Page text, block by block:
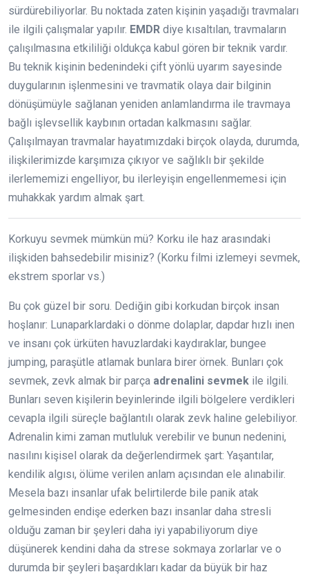
sürdürebiliyorlar. Bu noktada zaten kişinin yaşadığı travmaları
ile ilgili çalışmalar yapılır. EMDR diye kısaltılan, travmaların
çalışılmasına etkililiği oldukça kabul gören bir teknik vardır.
Bu teknik kişinin bedenindeki çift yönlü uyarım sayesinde
duygularının işlenmesini ve travmatik olaya dair bilginin
dönüşümüyle sağlanan yeniden anlamlandırma ile travmaya
bağlı işlevsellik kaybının ortadan kalkmasını sağlar.
Çalışılmayan travmalar hayatımızdaki birçok olayda, durumda,
ilişkilerimizde karşımıza çıkıyor ve sağlıklı bir şekilde
ilerlememizi engelliyor, bu ilerleyişin engellenmemesi için
muhakkak yardım almak şart.
Korkuyu sevmek mümkün mü? Korku ile haz arasındaki
ilişkiden bahsedebilir misiniz? (Korku filmi izlemeyi sevmek,
ekstrem sporlar vs.)
Bu çok güzel bir soru. Dediğin gibi korkudan birçok insan
hoşlanır: Lunaparklardaki o dönme dolaplar, dapdar hızlı inen
ve insanı çok ürküten havuzlardaki kaydıraklar, bungee
jumping, paraşütle atlamak bunlara birer örnek. Bunları çok
sevmek, zevk almak bir parça adrenalini sevmek ile ilgili.
Bunları seven kişilerin beyinlerinde ilgili bölgelere verdikleri
cevapla ilgili süreçle bağlantılı olarak zevk haline gelebiliyor.
Adrenalin kimi zaman mutluluk verebilir ve bunun nedenini,
nasılını kişisel olarak da değerlendirmek şart: Yaşantılar,
kendilik algısı, ölüme verilen anlam açısından ele alınabilir.
Mesela bazı insanlar ufak belirtilerde bile panik atak
gelmesinden endişe ederken bazı insanlar daha stresli
olduğu zaman bir şeyleri daha iyi yapabiliyorum diye
düşünerek kendini daha da strese sokmaya zorlarlar ve o
durumda bir şeyleri başardıkları kadar da büyük bir haz